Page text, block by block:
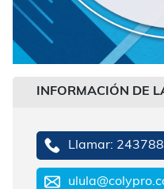
INFORMACIÓN DE
Llamar: